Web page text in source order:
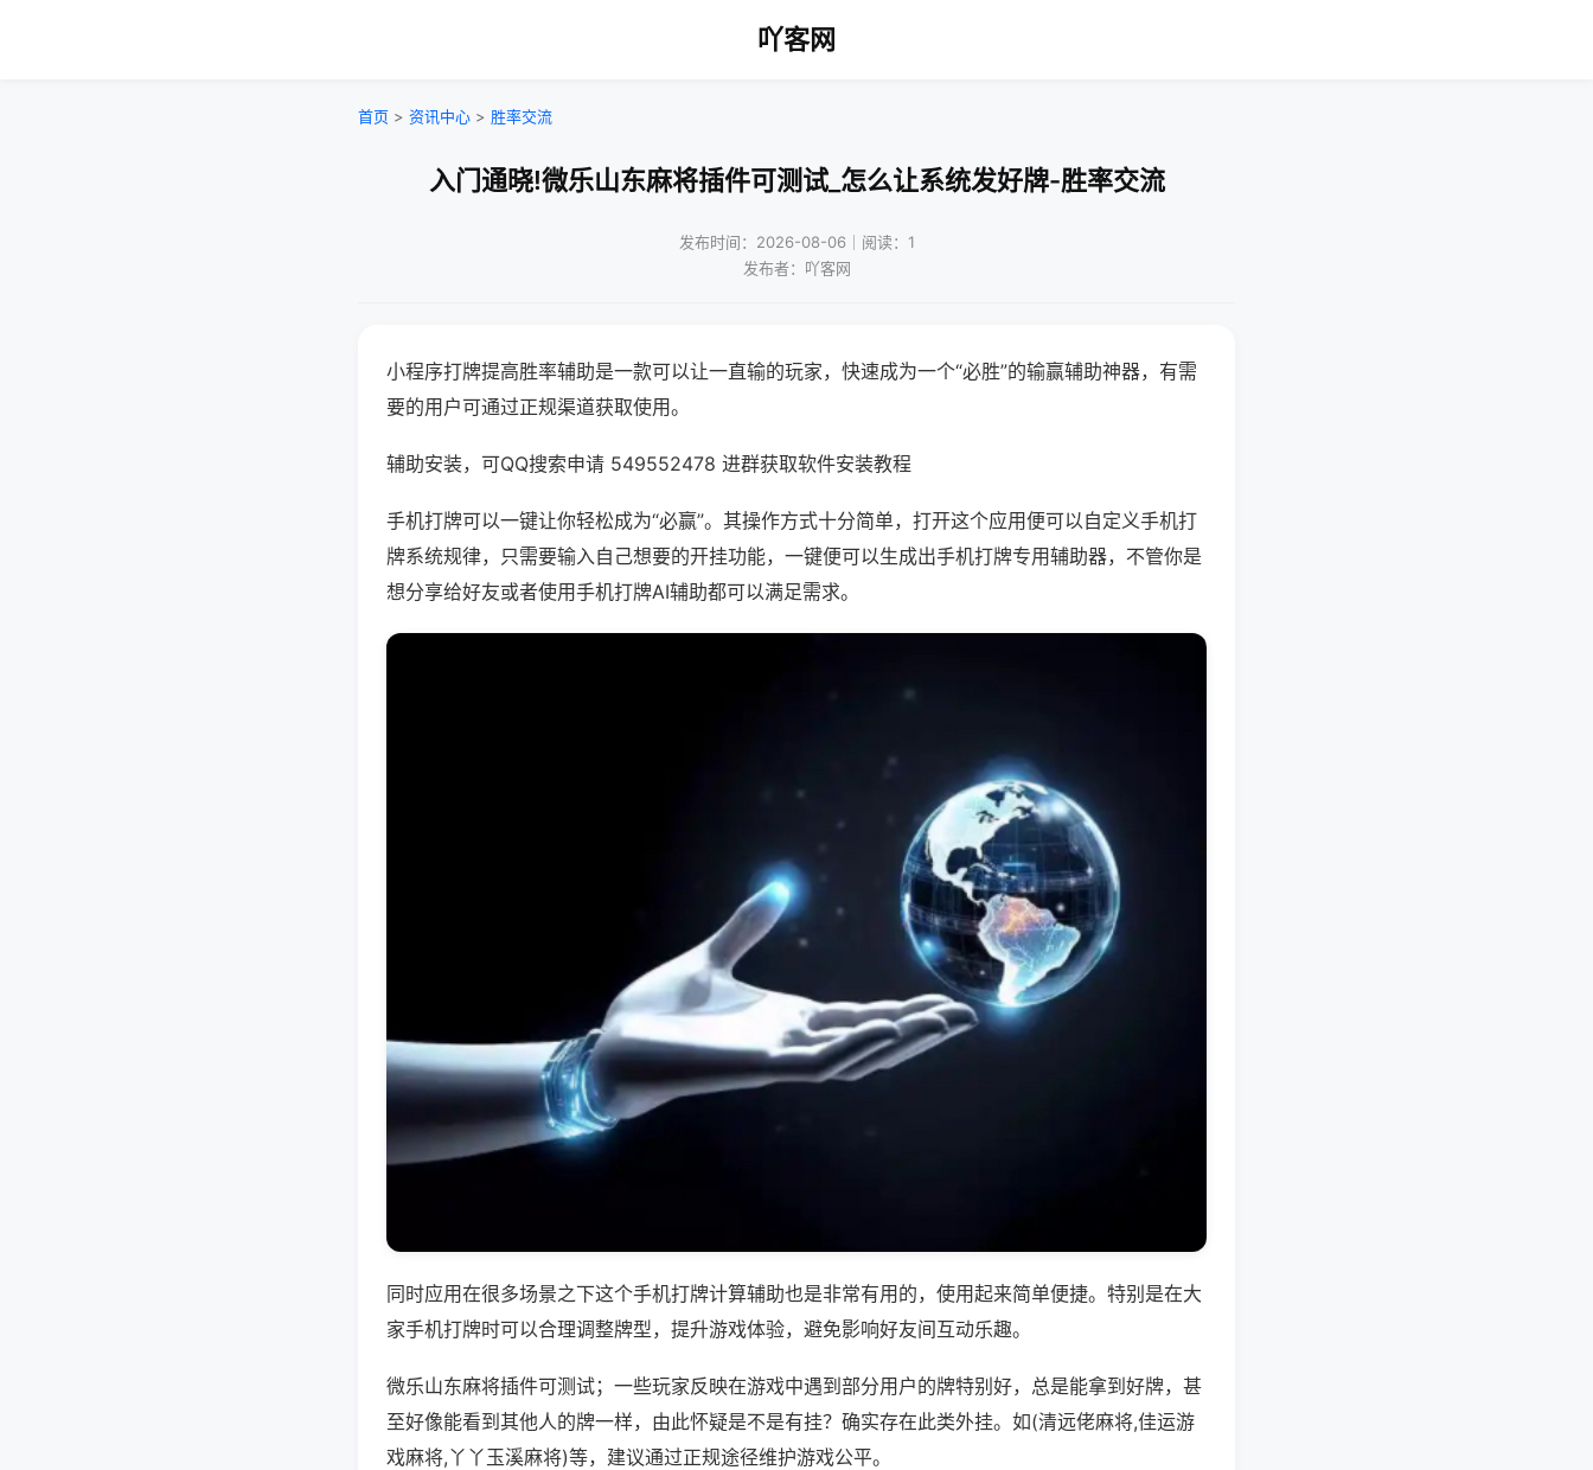
吖客网
首页 > 资讯中心 > 胜率交流
入门通晓!微乐山东麻将插件可测试_怎么让系统发好牌-胜率交流
发布时间：2026-08-06｜阅读：1
发布者：吖客网
小程序打牌提高胜率辅助是一款可以让一直输的玩家，快速成为一个“必胜”的输赢辅助神器，有需
要的用户可通过正规渠道获取使用。
辅助安装，可QQ搜索申请 549552478 进群获取软件安装教程
手机打牌可以一键让你轻松成为“必赢”。其操作方式十分简单，打开这个应用便可以自定义手机打
牌系统规律，只需要输入自己想要的开挂功能，一键便可以生成出手机打牌专用辅助器，不管你是
想分享给好友或者使用手机打牌AI辅助都可以满足需求。
同时应用在很多场景之下这个手机打牌计算辅助也是非常有用的，使用起来简单便捷。特别是在大
家手机打牌时可以合理调整牌型，提升游戏体验，避免影响好友间互动乐趣。
微乐山东麻将插件可测试；一些玩家反映在游戏中遇到部分用户的牌特别好，总是能拿到好牌，甚
至好像能看到其他人的牌一样，由此怀疑是不是有挂？确实存在此类外挂。如(清远佬麻将,佳运游
戏麻将,丫丫玉溪麻将)等，建议通过正规途径维护游戏公平。